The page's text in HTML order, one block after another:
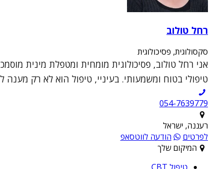
רחל טולוב
סקסולוגית, פסיכולוגית
אני רחל טולוב, פסיכולוגית מומחית ומטפלת מינית
טיפולי בטוח ומשמעותי. בעיניי, טיפול הוא לא רק
054-7639779
רעננה, ישראל
לפרטים
הודעה לווטסאפ
המיקום שלך